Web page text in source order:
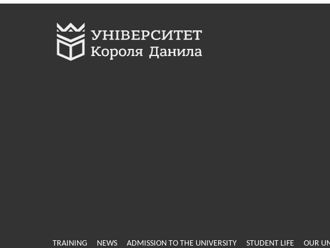
Меню у хедері
TRAINING NEWS ADMISSION TO THE UNIVERSITY STUDENT LIFE OUR